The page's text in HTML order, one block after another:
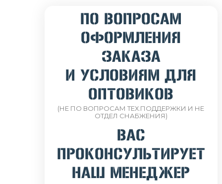
ПО ВОПРОСАМ
ОФОРМЛЕНИЯ
ЗАКАЗА
И УСЛОВИЯМ ДЛЯ
ОПТОВИКОВ
(НЕ ПО ВОПРОСАМ ТЕХ.ПОДДЕРЖКИ И НЕ
ОТДЕЛ СНАБЖЕНИЯ)
ВАС
ПРОКОНСУЛЬТИРУЕТ
НАШ МЕНЕДЖЕР